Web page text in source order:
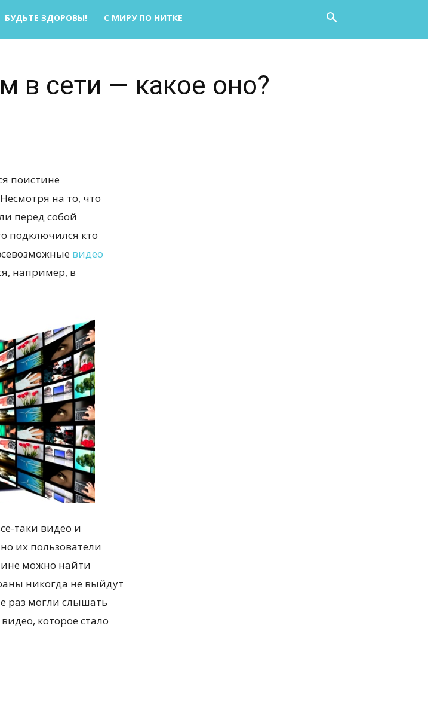
БУДЬТЕ ЗДОРОВЫ! С МИРУ ПО НИТКЕ
в сети — какое оно?
поистине
на то, что
перед собой
подключился кто
видео
например, в
таки видео и
их пользователи
можно найти
никогда не выйдут
раз могли слышать
которое стало